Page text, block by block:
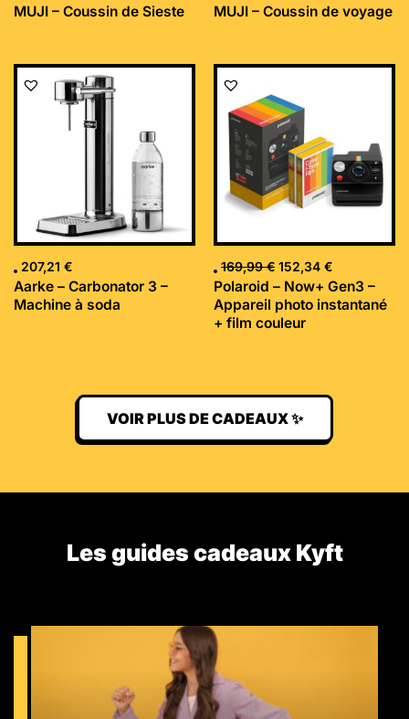
MUJI – Coussin de Sieste MUJI – Coussin de voyage
207,21 €
Aarke – Carbonator 3 –
Machine à soda
169,99€
Le
initial
était :
169,99 €.
152,34 €
Le
Polaroid – Now+ Gen3 –
Appareil photo instantané
+ film couleur
VOIR PLUS DE CADEAUX ✨
Les guides cadeaux Kyft​